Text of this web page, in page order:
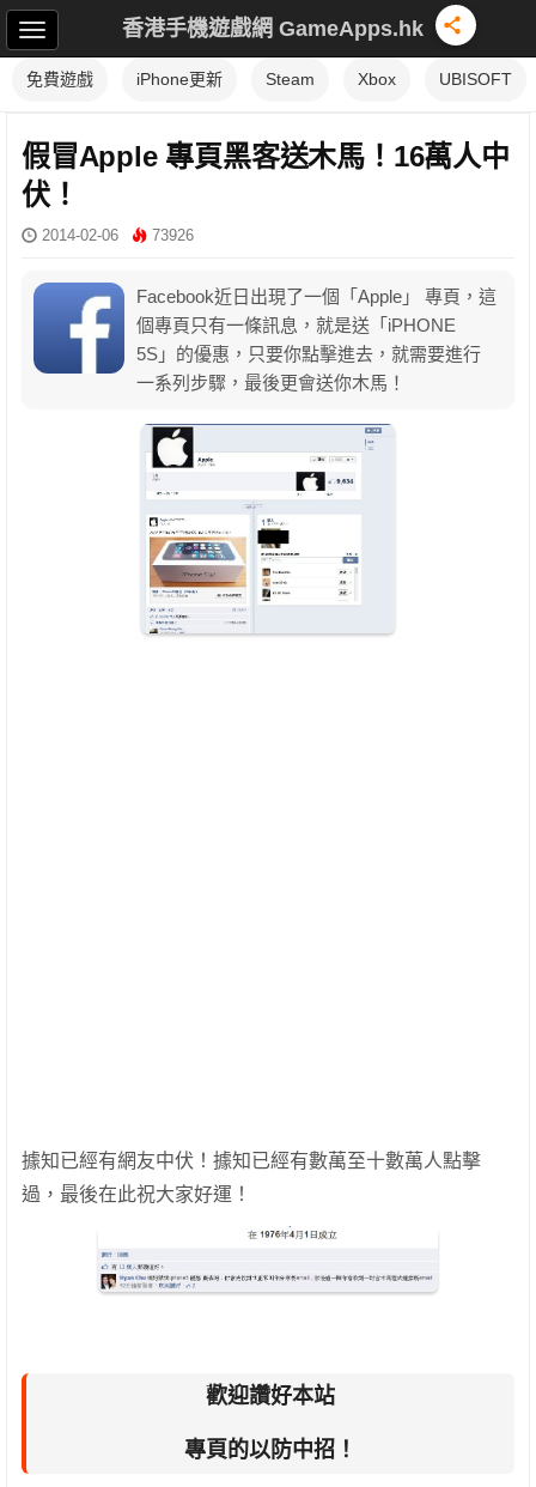
香港手機遊戲網 GameApps.hk
免費遊戲 iPhone更新 Steam Xbox UBISOFT
假冒Apple 專頁黑客送木馬！16萬人中
伏！
2014-02-06 73926
Facebook近日出現了一個「Apple」 專頁，這
個專頁只有一條訊息，就是送「iPHONE
5S」的優惠，只要你點擊進去，就需要進行
一系列步驟，最後更會送你木馬！
據知已經有網友中伏！據知已經有數萬至十數萬人點擊
過，最後在此祝大家好運！
歡迎讚好本站
專頁的以防中招！